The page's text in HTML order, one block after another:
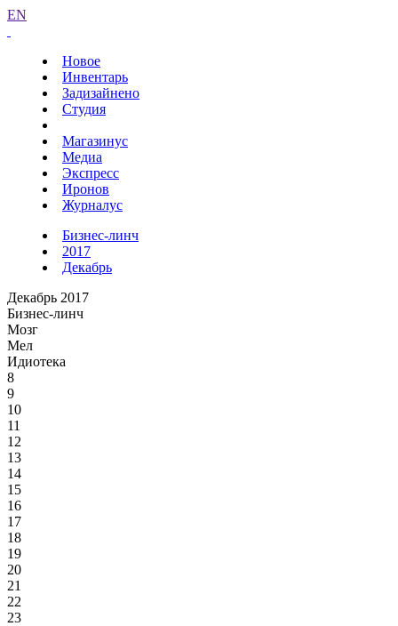
EN
Новое
Инвентарь
Задизайнено
Студия
Магазинус
Медиа
Экспресс
Иронов
Журналус
Бизнес-линч
2017
Декабрь
Декабрь 2017
Бизнес-линч
Мозг
Мел
Идиотека
8
9
10
11
12
13
14
15
16
17
18
19
20
21
22
23